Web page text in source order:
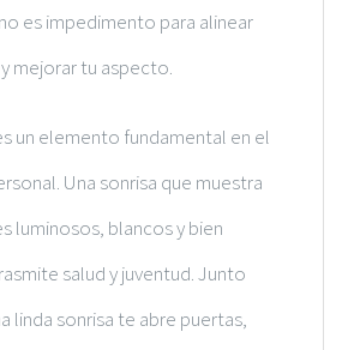
es impedimento para alinear
mejorar tu aspecto.
un elemento fundamental en el
. Una sonrisa que muestra
luminosos, blancos y bien
salud y juventud. Junto
linda sonrisa te abre puertas,